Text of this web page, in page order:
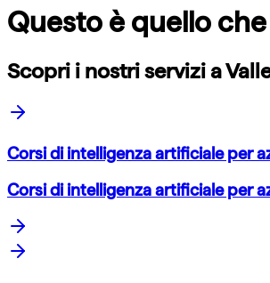
Questo è quello
Scopri i nostri servizi a
Corsi di intelligenza artificiale per
Corsi di intelligenza artificiale per